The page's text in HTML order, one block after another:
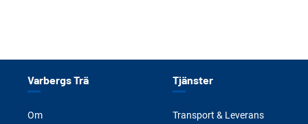
Varbergs Trä
Om
Tjänster
Transport & Leverans